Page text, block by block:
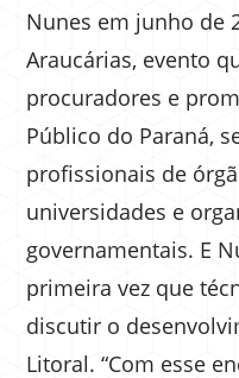
Nunes em junho de
Araucárias, evento
procuradores e
Público do Paraná,
profissionais de
universidades e
governamentais. E
primeira vez que
discutir o
Litoral. “Com esse